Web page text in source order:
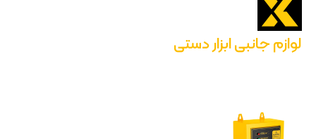
لوازم جانبی ابزار دستی